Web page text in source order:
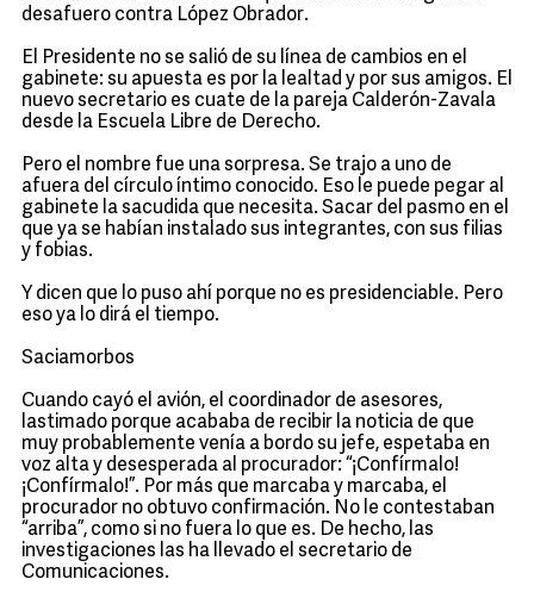
desafuero contra López Obrador.
El Presidente no se salió de su línea de cambios en el
gabinete: su apuesta es por la lealtad y por sus amigos. El
nuevo secretario es cuate de la pareja Calderón-Zavala
desde la Escuela Libre de Derecho.
Pero el nombre fue una sorpresa. Se trajo a uno de
afuera del círculo íntimo conocido. Eso le puede pegar al
gabinete la sacudida que necesita. Sacar del pasmo en el
que ya se habían instalado sus integrantes, con sus filias
y fobias.
Y dicen que lo puso ahí porque no es presidenciable. Pero
eso ya lo dirá el tiempo.
Saciamorbos
Cuando cayó el avión, el coordinador de asesores,
lastimado porque acababa de recibir la noticia de que
muy probablemente venía a bordo su jefe, espetaba en
voz alta y desesperada al procurador: “¡Confírmalo!
¡Confírmalo!”. Por más que marcaba y marcaba, el
procurador no obtuvo confirmación. No le contestaban
“arriba”, como si no fuera lo que es. De hecho, las
investigaciones las ha llevado el secretario de
Comunicaciones.